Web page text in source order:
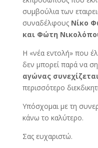
συμβούλια των
συναδέλφους Νίκο
και Φώτη
Η «νέα εντολή» που
δεν μπορεί παρά να
αγώνας
περισσότερο
Υπόσχομαι με τη
κάνω το καλύτερο.
Σας ευχαριστώ.